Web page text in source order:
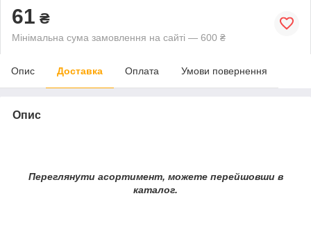
61 ₴
Мінімальна сума замовлення на сайті — 600 ₴
Опис Доставка Оплата Умови повернення
Опис
Переглянути асортимент, можете перейшовши в
каталог.